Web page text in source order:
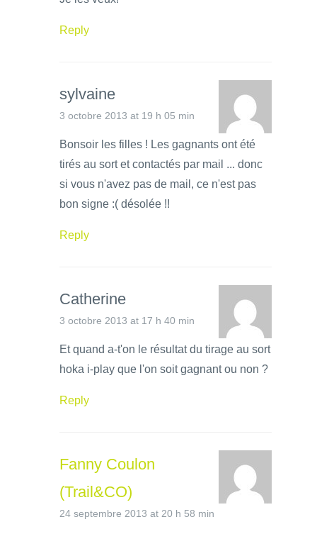
Reply
sylvaine
3 octobre 2013 at 19 h 05 min
Bonsoir les filles ! Les gagnants ont été
tirés au sort et contactés par mail ... donc
si vous n'avez pas de mail, ce n'est pas
bon signe :( désolée !!
Reply
Catherine
3 octobre 2013 at 17 h 40 min
Et quand a-t'on le résultat du tirage au sort
hoka i-play que l'on soit gagnant ou non ?
Reply
Fanny Coulon
(Trail&CO)
24 septembre 2013 at 20 h 58 min